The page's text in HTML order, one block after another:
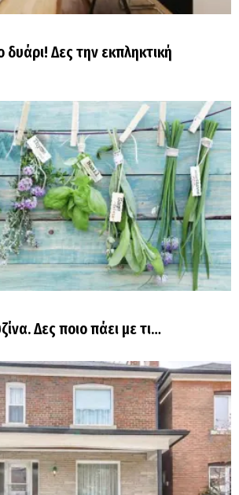
Δες την εκπληκτική
Δες ποιο πάει με τι…